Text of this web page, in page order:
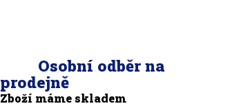
Osobní odběr na
prodejně
Zboží máme skladem